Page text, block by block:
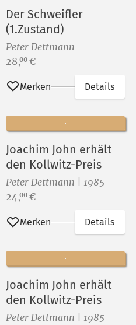
Der Schweifler
(1.Zustand)
Peter Dettmann
Preis:
28,00 €
Merken Details
Joachim John erhält
den Kollwitz-Preis
Peter Dettmann | 1985
Preis:
24,00 €
Merken Details
Joachim John erhält
den Kollwitz-Preis
Peter Dettmann | 1985